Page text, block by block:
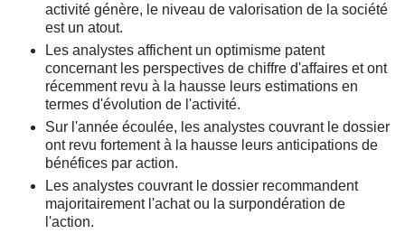
activité génère, le niveau de valorisation de la société
est un atout.
Les analystes affichent un optimisme patent
concernant les perspectives de chiffre d'affaires et ont
récemment revu à la hausse leurs estimations en
termes d'évolution de l'activité.
Sur l'année écoulée, les analystes couvrant le dossier
ont revu fortement à la hausse leurs anticipations de
bénéfices par action.
Les analystes couvrant le dossier recommandent
majoritairement l'achat ou la surpondération de
l'action.